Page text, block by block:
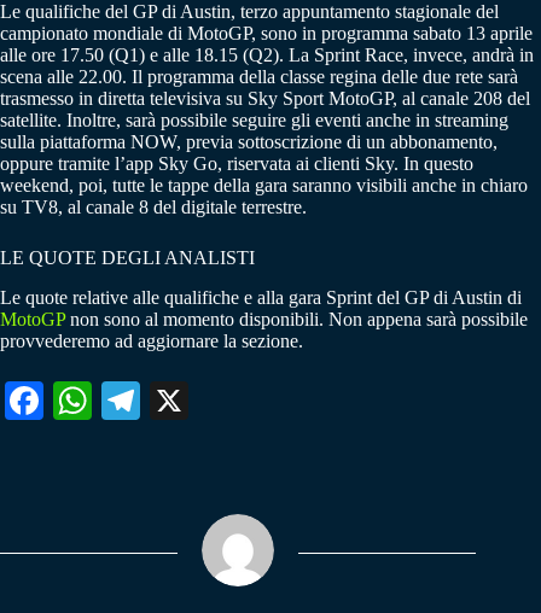
Le qualifiche del GP di Austin, terzo appuntamento stagionale del
campionato mondiale di MotoGP, sono in programma sabato 13 aprile
alle ore 17.50 (Q1) e alle 18.15 (Q2). La Sprint Race, invece, andrà in
scena alle 22.00. Il programma della classe regina delle due rete sarà
trasmesso in diretta televisiva su Sky Sport MotoGP, al canale 208 del
satellite. Inoltre, sarà possibile seguire gli eventi anche in streaming
sulla piattaforma NOW, previa sottoscrizione di un abbonamento,
oppure tramite l’app Sky Go, riservata ai clienti Sky. In questo
weekend, poi, tutte le tappe della gara saranno visibili anche in chiaro
su TV8, al canale 8 del digitale terrestre.
LE QUOTE DEGLI ANALISTI
Le quote relative alle qualifiche e alla gara Sprint del GP di Austin di
MotoGPnon sono al momento disponibili. Non appena sarà possibile
provvederemo ad aggiornare la sezione.
Fa W
pp
Te
m